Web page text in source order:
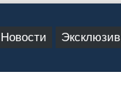
Новости Эксклюзив